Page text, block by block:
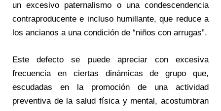
un excesivo paternalismo o una condescendencia
contraproducente e incluso humillante, que reduce a
los ancianos a una condición de “niños con arrugas”.
Este defecto se puede apreciar con excesiva
frecuencia en ciertas dinámicas de grupo que,
escudadas en la promoción de una actividad
preventiva de la salud física y mental, acostumbran